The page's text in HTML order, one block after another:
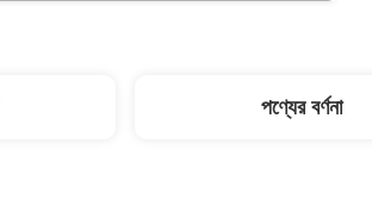
পণ্যের বর্ণনা